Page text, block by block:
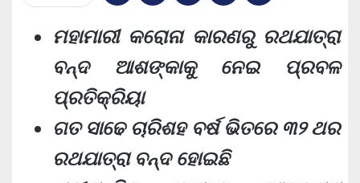
ମହାମାରୀ କରୋନା କାରଣରୁ ରଥଯାତ୍ରା
ବନ୍ଦ ଆଶଙ୍କାକୁ ନେଇ ପ୍ରବଳ
ପ୍ରତିକ୍ରିୟା
ଗତ ସାଢେ ଚାରିଶହ ବର୍ଷ ଭିତରେ ୩୨ ଥର
ରଥଯାତ୍ରା ବନ୍ଦ ହୋଇଛି